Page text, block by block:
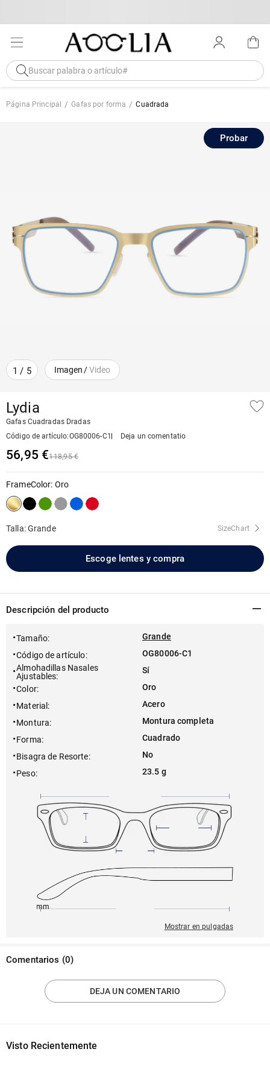
Página Principal Gafas por forma Cuadrada
1 / 5 Imagen /Video
Probar
Lydia
Gafas Cuadradas Dradas
Código de artículo:OG80006-C1 Deja un comentatio
56,95 €118,95 €
FrameColor: Oro
Talla: Grande SizeChart
Escoge lentes y compra
Descripción del producto
Tamaño:
Grande
Código de artículo:
OG80006-C1
Almohadillas Nasales
Ajustables:
Sí
Color:
Oro
Material :
Acero
Montura:
Montura completa
Forma:
Cuadrado
Bisagra de Resorte:
No
Peso: 23.5 g
145mm
Mostrar en pulgadas
Comentarios (0)
DEJA UN COMENTARIO
Visto Recientemente